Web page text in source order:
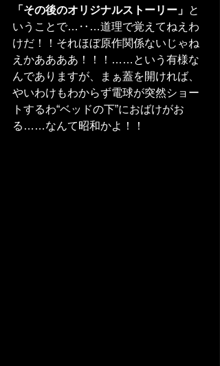
「その後のオリジナルストーリー」 と
いうことで…‥…道理で覚えてねえわ
けだ！！それほぼ原作関係ないじゃね
えかああああ！！！……という有様な
んでありますが、まぁ蓋を開ければ、
やいわけもわからず電球が突然ショー
トするわ“ベッドの下”におばけがお
る……なんて昭和かよ！！